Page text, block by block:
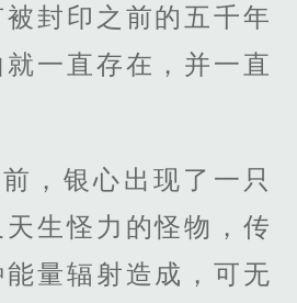
封印之前的五千年
一直存在，并一直
，银心出现了一只
生怪力的怪物，传
量辐射造成，可无